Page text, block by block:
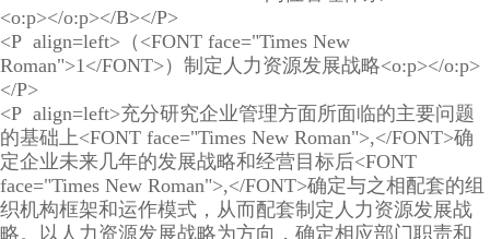
<o:p></o:p></B></P>
<P align=left>（<FONT face="Times New
Roman">1</FONT>）制定人力资源发展战略<o:p></o:p>
</P>
<P align=left>充分研究企业管理方面所面临的主要问题
的基础上<FONT face="Times New Roman">,</FONT>确
定企业未来几年的发展战略和经营目标后<FONT
face="Times New Roman">,</FONT>确定与之相配套的组
织机构框架和运作模式，从而配套制定人力资源发展战
略。以人力资源发展战略为方向，确定相应部门职责和